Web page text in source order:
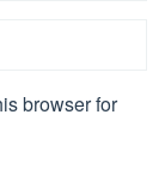
browser for